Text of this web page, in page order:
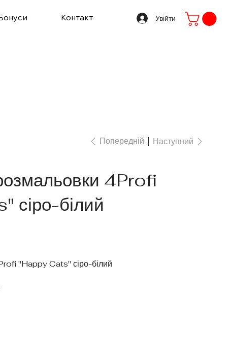
Увійти
Контакт
Попередній Наступний
4Profi
сіро-білий
"Happy Cats" сіро-білий